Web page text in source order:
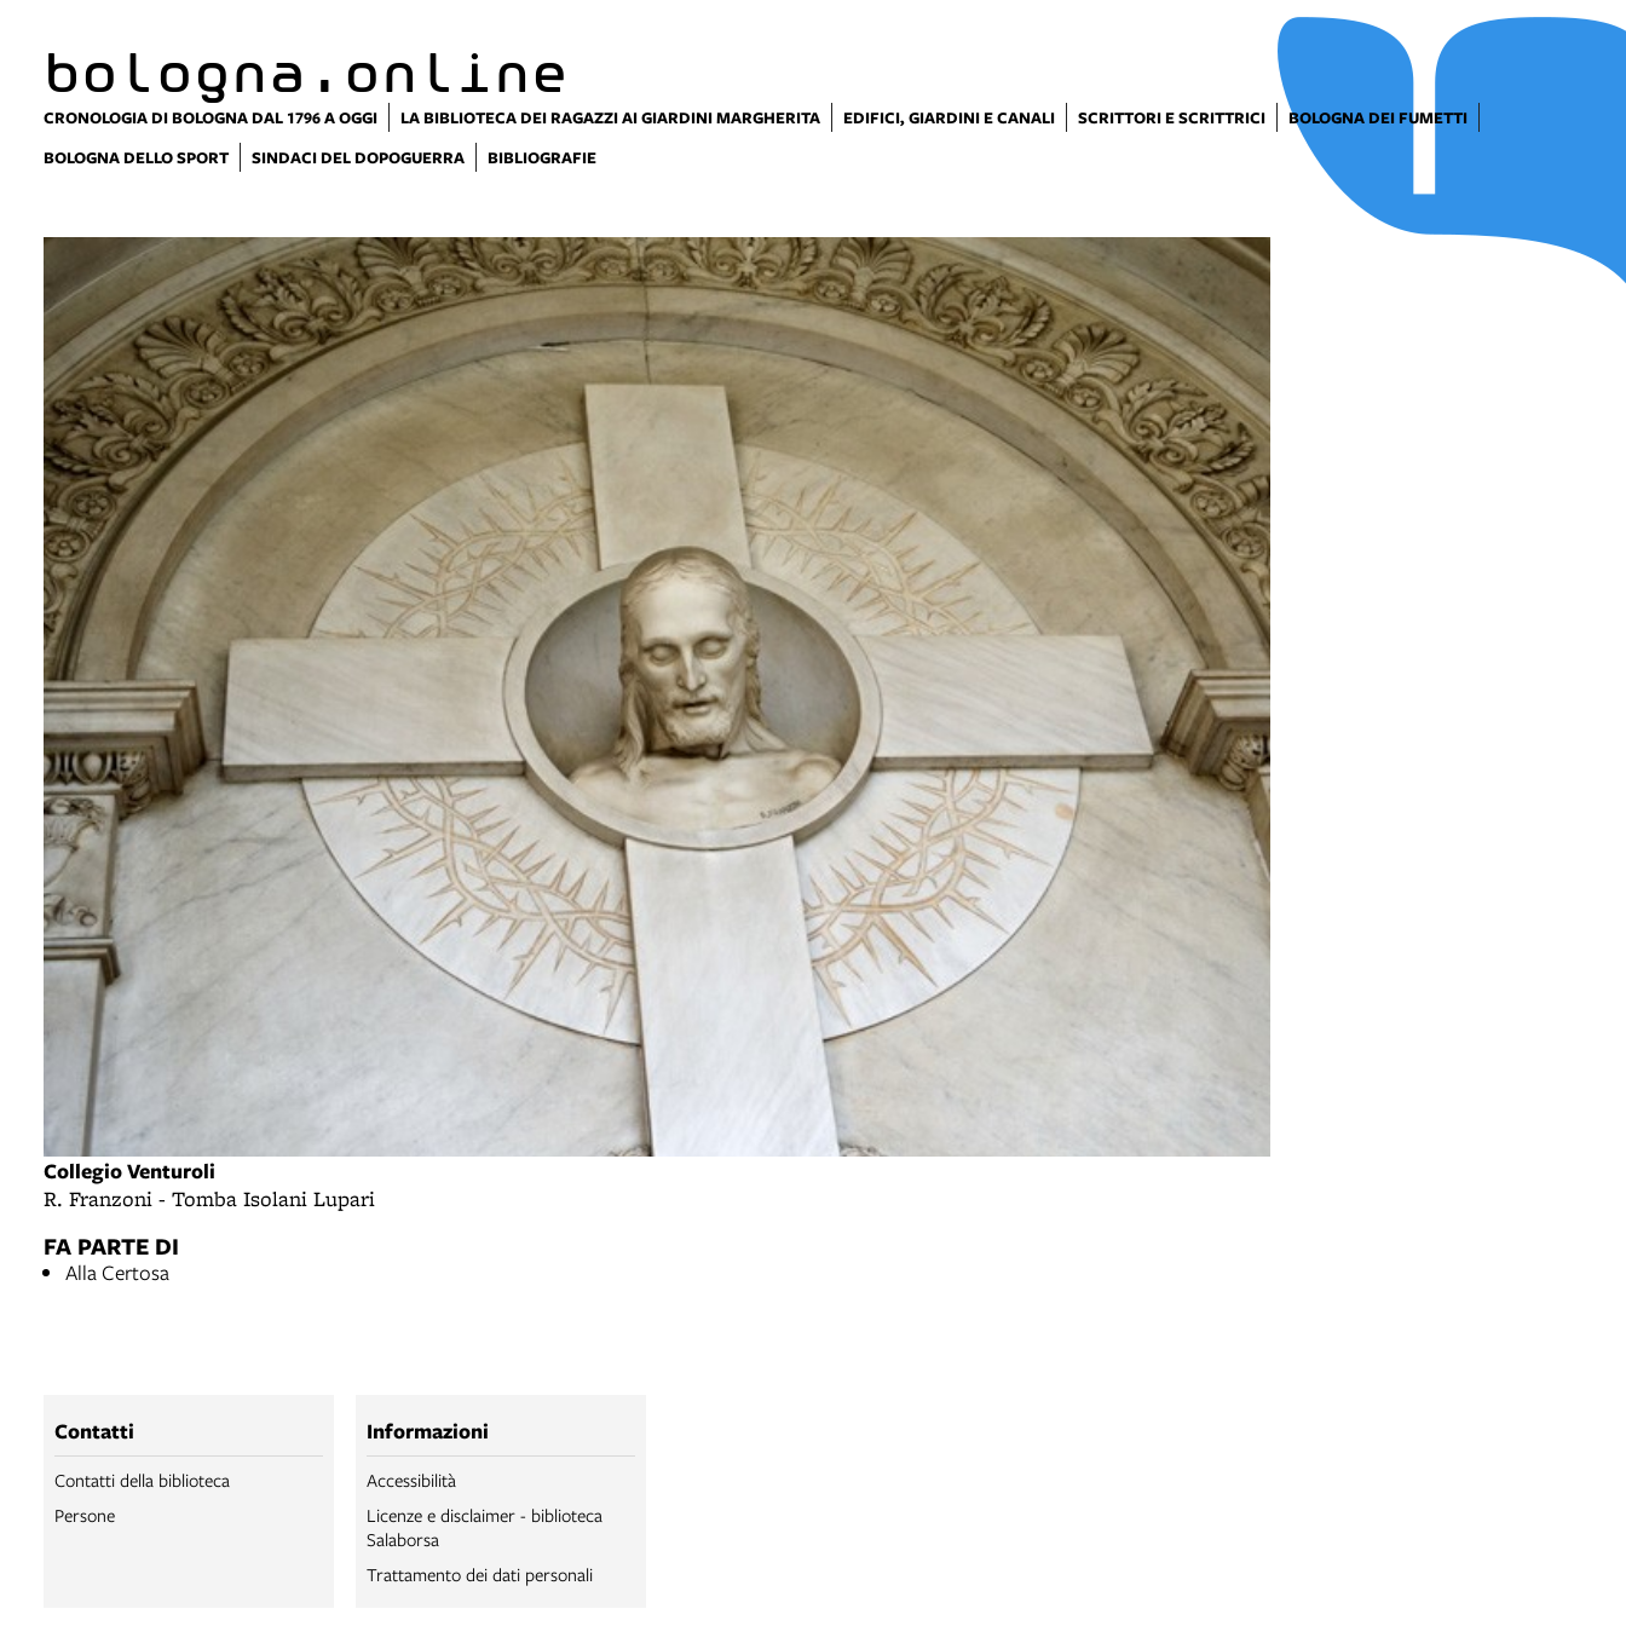
bologna.online
CRONOLOGIA DI BOLOGNA DAL 1796 A OGGI LA BIBLIOTECA DEI RAGAZZI AI GIARDINI MARGHERITA EDIFICI, GIARDINI E CANALI SCRITTORI E SCRITTRICI
BOLOGNA DEI FUMETTI
BOLOGNA DELLO SPORT
SINDACI DEL DOPOGUERRA BIBLIOGRAFIE
Collegio Venturoli
R. Franzoni - Tomba Isolani Lupari
FA PARTE DI
Alla Certosa
Contatti
Contatti della biblioteca
Persone
Informazioni
Accessibilità
Licenze e disclaimer - biblioteca
Salaborsa
Trattamento dei dati personali